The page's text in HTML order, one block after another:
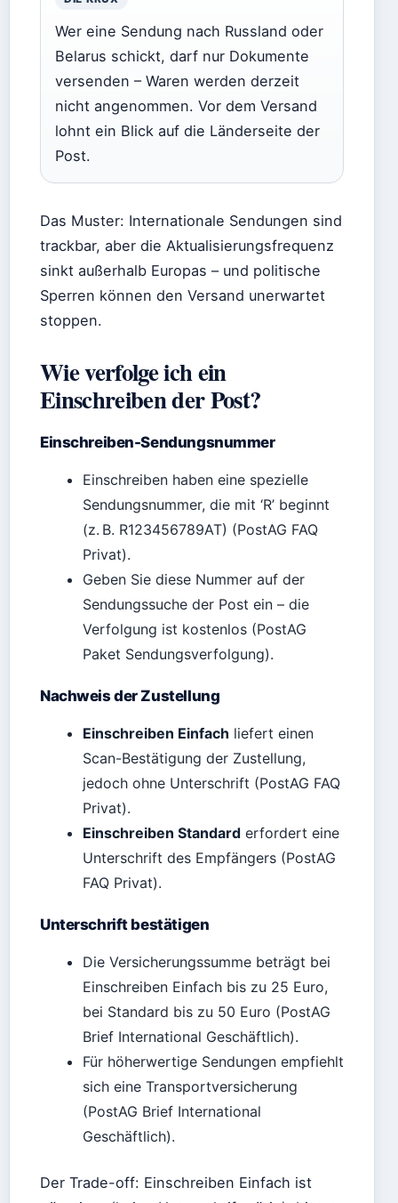
Wer eine Sendung nach Russland oder
Belarus schickt, darf nur Dokumente
versenden – Waren werden derzeit
nicht angenommen. Vor dem Versand
lohnt ein Blick auf die Länderseite der
Post.
Das Muster: Internationale Sendungen sind
trackbar, aber die Aktualisierungsfrequenz
sinkt außerhalb Europas – und politische
Sperren können den Versand unerwartet
stoppen.
Wie verfolge ich ein
Einschreiben der Post?
Einschreiben-Sendungsnummer
Einschreiben haben eine spezielle
Sendungsnummer, die mit ‘R’ beginnt
(z. B. R123456789AT) (PostAG FAQ
Privat).
Geben Sie diese Nummer auf der
Sendungssuche der Post ein – die
Verfolgung ist kostenlos (PostAG
Paket Sendungsverfolgung).
Nachweis der Zustellung
Einschreiben Einfach liefert einen
Scan-Bestätigung der Zustellung,
jedoch ohne Unterschrift (PostAG FAQ
Privat).
Einschreiben Standard erfordert eine
Unterschrift des Empfängers (PostAG
FAQ Privat).
Unterschrift bestätigen
Die Versicherungssumme beträgt bei
Einschreiben Einfach bis zu 25 Euro,
bei Standard bis zu 50 Euro (PostAG
Brief International Geschäftlich).
Für höherwertige Sendungen empfiehlt
sich eine Transportversicherung
(PostAG Brief International
Geschäftlich).
Der Trade-off: Einschreiben Einfach ist